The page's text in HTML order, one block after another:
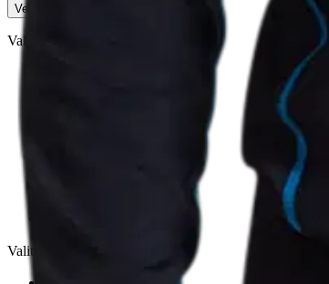
Verkkokaupan hinta
Valittu väri:
Valittu koko: